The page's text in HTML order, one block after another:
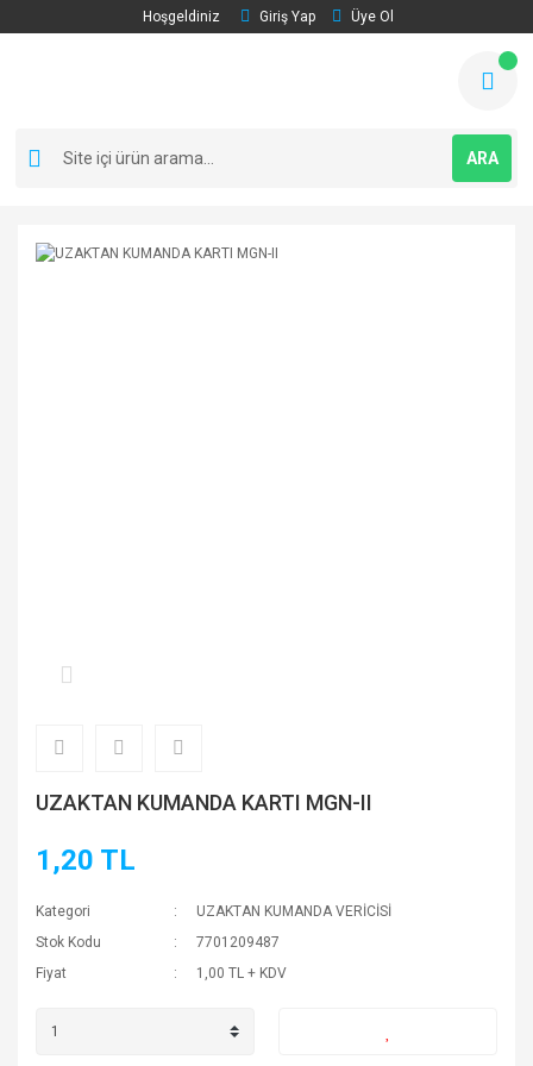
Hoşgeldiniz Giriş Yap Üye Ol
ARA
UZAKTAN KUMANDA KARTI MGN-II
1,20 TL
Kategori
UZAKTAN KUMANDA VERİCİSİ
Stok Kodu
7701209487
Fiyat
1,00 TL + KDV